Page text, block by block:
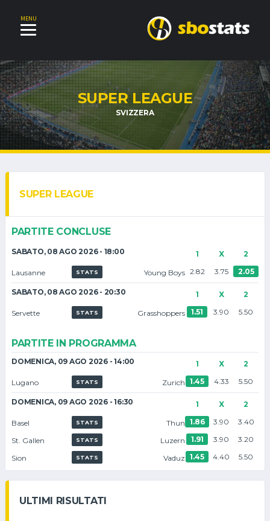
MENU
SUPER LEAGUE
SVIZZERA
SUPER LEAGUE
PARTITE CONCLUSE
SABATO, 08 AGO 2026 - 18:00 1 X 2
Lausanne STATS Young Boys 2.82 3.75 2.05
SABATO, 08 AGO 2026 - 20:30 1 X 2
Servette STATS Grasshoppers 1.51 3.90 5.50
PARTITE IN PROGRAMMA
DOMENICA, 09 AGO 2026 - 14:00 1 X 2
Lugano STATS Zurich 1.45 4.33 5.50
DOMENICA, 09 AGO 2026 - 16:30 1 X 2
Basel STATS Thun 1.86 3.90 3.40
St. Gallen STATS Luzern 1.91 3.90 3.20
Sion STATS Vaduz 1.45 4.40 5.50
ULTIMI RISULTATI